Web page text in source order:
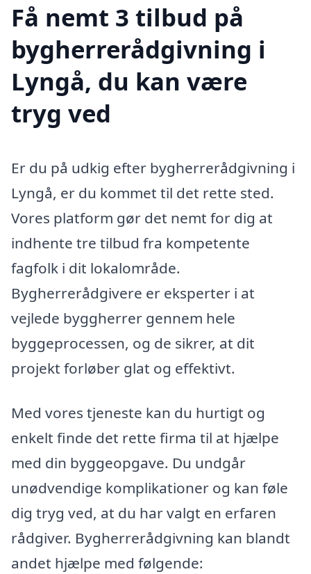
Få nemt 3 tilbud på
bygherrerådgivning i
Lyngå, du kan være
tryg ved
Er du på udkig efter bygherrerådgivning i
Lyngå, er du kommet til det rette sted.
Vores platform gør det nemt for dig at
indhente tre tilbud fra kompetente
fagfolk i dit lokalområde.
Bygherrerådgivere er eksperter i at
vejlede byggherrer gennem hele
byggeprocessen, og de sikrer, at dit
projekt forløber glat og effektivt.
Med vores tjeneste kan du hurtigt og
enkelt finde det rette firma til at hjælpe
med din byggeopgave. Du undgår
unødvendige komplikationer og kan føle
dig tryg ved, at du har valgt en erfaren
rådgiver. Bygherrerådgivning kan blandt
andet hjælpe med følgende: